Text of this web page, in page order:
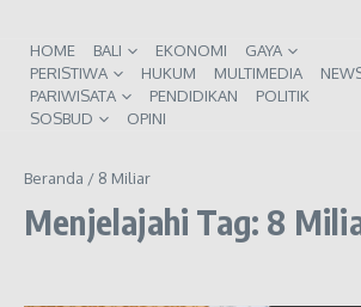
HOME BALI EKONOMI
GAYA
PERISTIWA
HUKUM MULTIMEDIA
PARIWISATA
PENDIDIKAN
POLITIK
SOSBUD
OPINI
Beranda / 8 Miliar
Menjelajahi Tag: 8